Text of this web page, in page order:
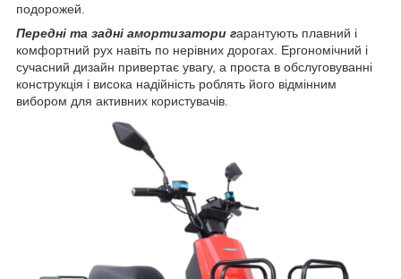
подорожей.
Передні та задні амортизатори гарантують плавний і
комфортний рух навіть по нерівних дорогах. Ергономічний і
сучасний дизайн привертає увагу, а проста в обслуговуванні
конструкція і висока надійність роблять його відмінним
вибором для активних користувачів.